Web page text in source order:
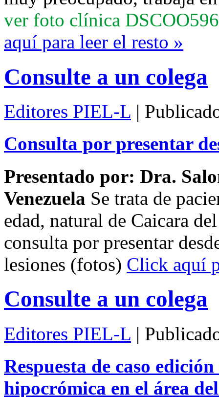
ver foto clínica
aquí para leer el resto »
Consulte a un colega
Editores PIEL-L |
Consulta por presentar
Presentado por: Dra.
Venezuela Se trata de
edad, natural de Caicara
consulta por presentar
lesiones (fotos) Click aquí
Consulte a un colega
Editores PIEL-L |
Respuesta de caso
hipocrómica en el área